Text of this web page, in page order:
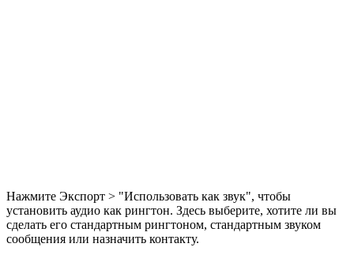
Нажмите Экспорт > "Использовать как звук", чтобы
установить аудио как рингтон. Здесь выберите, хотите ли вы
сделать его стандартным рингтоном, стандартным звуком
сообщения или назначить контакту.